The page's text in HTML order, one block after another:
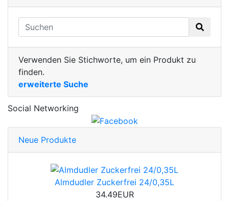
Verwenden Sie Stichworte, um ein Produkt zu
finden.
erweiterte Suche
Social Networking
Neue Produkte
Almdudler Zuckerfrei 24/0,35L
34.49EUR